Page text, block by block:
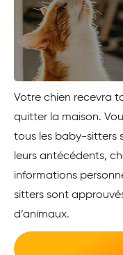
Votre chien recevra
quitter la maison.
tous les baby-sitters
leurs antécédents,
informations
sitters sont
d’animaux.